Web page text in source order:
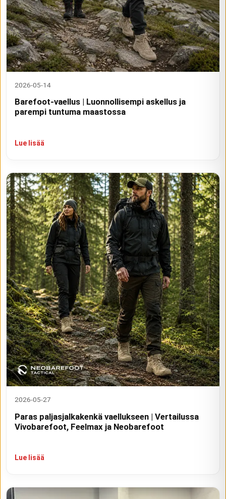
2026-05-14
Barefoot-vaellus | Luonnollisempi askellus ja
parempi tuntuma maastossa
Lue lisää
2026-05-27
Paras paljasjalkakenkä vaellukseen | Vertailussa
Vivobarefoot, Feelmax ja Neobarefoot
Lue lisää